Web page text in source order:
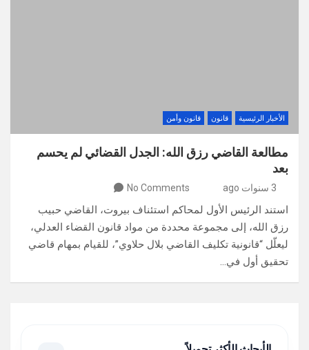
الأخبار الرئيسية قانون قانون وأمن
مطالعة القاضي رزق الله: الجدل القضائي لم يحسم
بعد
3 سنوات ago No Comments
استند الرئيس الأول لمحاكم استئناف بيروت، القاضي حبيب
رزق الله، إلى مجموعة محددة من مواد قانون القضاء العدلي،
ليعلّل “قانونية تكليف القاضي بلال حلاوي”، للقيام بمهام قاضي
تحقيق أول في…